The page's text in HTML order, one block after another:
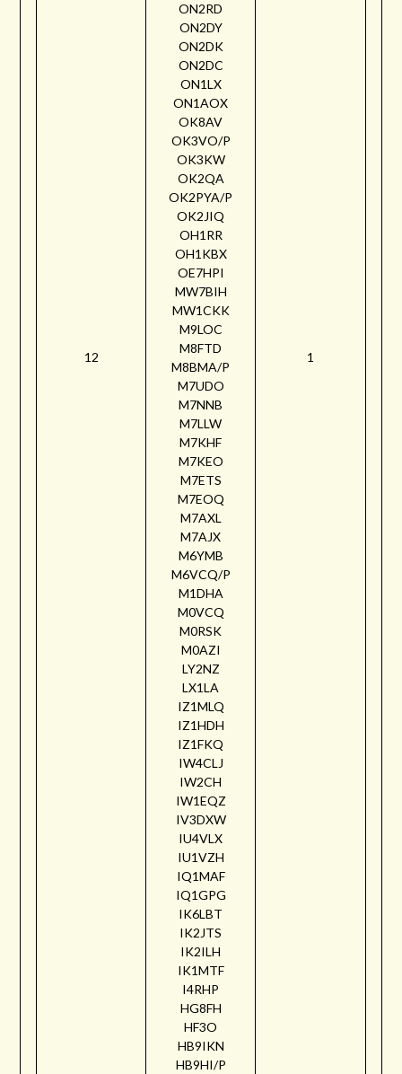
12
ON2RD
ON2DY
ON2DK
ON2DC
ON1LX
ON1AOX
OK8AV
OK3VO/P
OK3KW
OK2QA
OK2PYA/P
OK2JIQ
OH1RR
OH1KBX
OE7HPI
MW7BIH
MW1CKK
M9LOC
M8FTD
M8BMA/P
M7UDO
M7NNB
M7LLW
M7KHF
M7KEO
M7ETS
M7EOQ
M7AXL
M7AJX
M6YMB
M6VCQ/P
M1DHA
M0VCQ
M0RSK
M0AZI
LY2NZ
LX1LA
IZ1MLQ
IZ1HDH
IZ1FKQ
IW4CLJ
IW2CH
IW1EQZ
IV3DXW
IU4VLX
IU1VZH
IQ1MAF
IQ1GPG
IK6LBT
IK2JTS
IK2ILH
IK1MTF
I4RHP
HG8FH
HF3O
HB9IKN
HB9HI/P
1